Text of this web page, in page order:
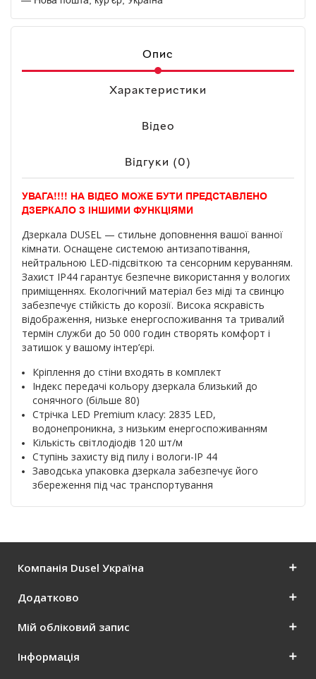
Опис
Характеристики
Відео
Відгуки (0)
УВАГА!!!! НА ВІДЕО МОЖЕ БУТИ ПРЕДСТАВЛЕНО
ДЗЕРКАЛО З ІНШИМИ ФУНКЦІЯМИ
Дзеркала DUSEL — стильне доповнення вашої ванної
кімнати. Оснащене системою антизапотівання,
нейтральною LED-підсвіткою та сенсорним керуванням.
Захист IP44 гарантує безпечне використання у вологих
приміщеннях. Екологічний матеріал без міді та свинцю
забезпечує стійкість до корозії. Висока яскравість
відображення, низьке енергоспоживання та тривалий
термін служби до 50 000 годин створять комфорт і
затишок у вашому інтер’єрі.
Кріплення до стіни входять в комплект
Індекс передачі кольору дзеркала близький до
сонячного (більше 80)
Стрічка LED Premium класу: 2835 LED,
водонепроникна, з низьким енергоспоживанням
Кількість світлодіодів 120 шт/м
Ступінь захисту від пилу і вологи-IP 44
Заводська упаковка дзеркала забезпечує його
збереження під час транспортування
Компанія Dusel Україна
Додатково
Мій обліковий запис
Інформація